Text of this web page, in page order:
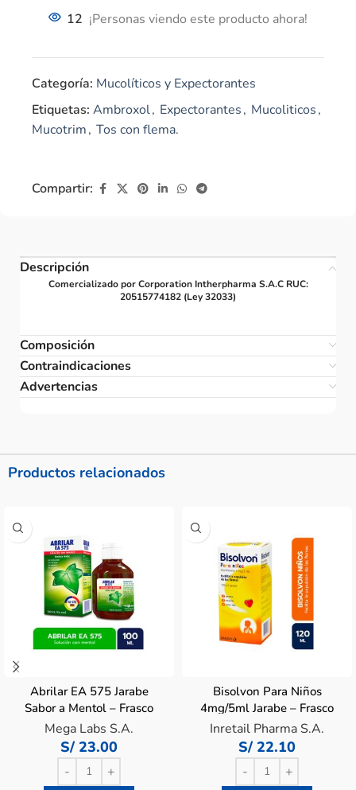
12 ¡Personas viendo este producto ahora!
Categoría: Mucolíticos y Expectorantes
Etiquetas: Ambroxol, Expectorantes, Mucoliticos,
Mucotrim, Tos con flema.
Compartir:
Descripción
Comercializado por Corporation Intherpharma S.A.C RUC:
20515774182 (Ley 32033)
Composición
Contraindicaciones
Advertencias
Productos relacionados
Abrilar EA 575 Jarabe
Sabor a Mentol – Frasco
100 ML
Mega Labs S.A.
S/ 23.00
Bisolvon Para Niños
4mg/5ml Jarabe – Frasco
120 ML
Inretail Pharma S.A.
S/ 22.10